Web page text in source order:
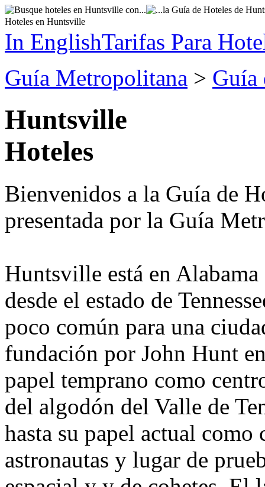
Hoteles en Huntsville
In EnglishTarifas Para
Guía Metropolitana > Guía
Huntsville
Hoteles
Bienvenidos a la Guía de
presentada por la Guía
Huntsville está en
desde el estado de
poco común para una
fundación por John Hunt
papel temprano como
del algodón del Valle de
hasta su papel actual
astronautas y lugar de